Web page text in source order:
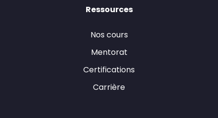
Ressources
Nos cours
Mentorat
Certifications
Carrière